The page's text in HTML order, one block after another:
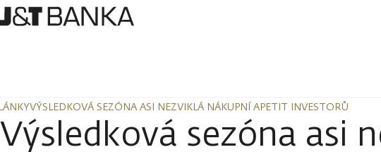
VÝSLEDKOVÁ SEZÓNA ASI NEZVIKLÁ NÁKUPNÍ APETIT INVESTORŮ
VÝSLEDKOVÁ SEZÓNA ASI NEZVIKLÁ NÁKUPNÍ APETIT INVESTORŮ
Výsledková sezóna asi